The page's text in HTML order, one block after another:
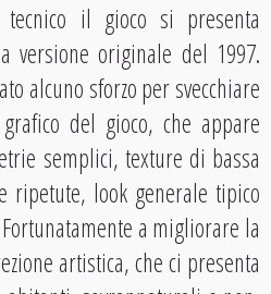
il gioco si presenta
versione originale del 1997.
alcuno sforzo per svecchiare
del gioco, che appare
semplici, texture di bassa
ripetute, look generale tipico
a migliorare la
artistica, che ci presenta